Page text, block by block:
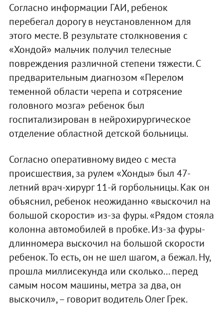
Согласно информации ГАИ, ребенок
перебегал дорогу в неустановленном для
этого месте. В результате столкновения с
«Хондой» мальчик получил телесные
повреждения различной степени тяжести. С
предварительным диагнозом «Перелом
теменной области черепа и сотрясение
головного мозга» ребенок был
госпитализирован в нейрохирургическое
отделение областной детской больницы.
Согласно оперативному видео с места
происшествия, за рулем «Хонды» был 47-
летний врач-хирург 11-й горбольницы. Как он
объяснил, ребенок неожиданно «выскочил на
большой скорости» из-за фуры. «Рядом стояла
колонна автомобилей в пробке. Из-за фуры-
длинномера выскочил на большой скорости
ребенок. То есть, он не шел шагом, а бежал. Ну,
прошла миллисекунда или сколько... перед
самым носом машины, метра за два, он
выскочил», – говорит водитель Олег Грек.